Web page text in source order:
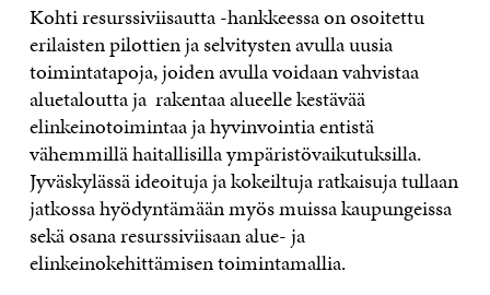
Kohti resurssiviisautta -hankkeessa on osoitettu
erilaisten pilottien ja selvitysten avulla uusia
toimintatapoja, joiden avulla voidaan vahvistaa
aluetaloutta ja rakentaa alueelle kestävää
elinkeinotoimintaa ja hyvinvointia entistä
vähemmillä haitallisilla ympäristövaikutuksilla.
Jyväskylässä ideoituja ja kokeiltuja ratkaisuja tullaan
jatkossa hyödyntämään myös muissa kaupungeissa
sekä osana resurssiviisaan alue- ja
elinkeinokehittämisen toimintamallia.